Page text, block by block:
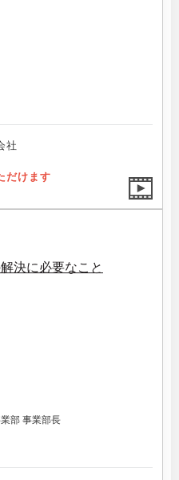
社
だけます
決に必要なこと
部 事業部長